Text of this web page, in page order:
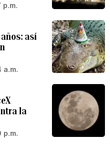
así
a.m.
la
p.m.